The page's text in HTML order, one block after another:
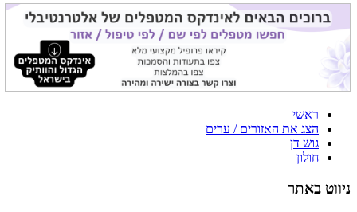
ראשי
הצג את האזורים / ערים
גוש דן
חולון
ניווט באתר